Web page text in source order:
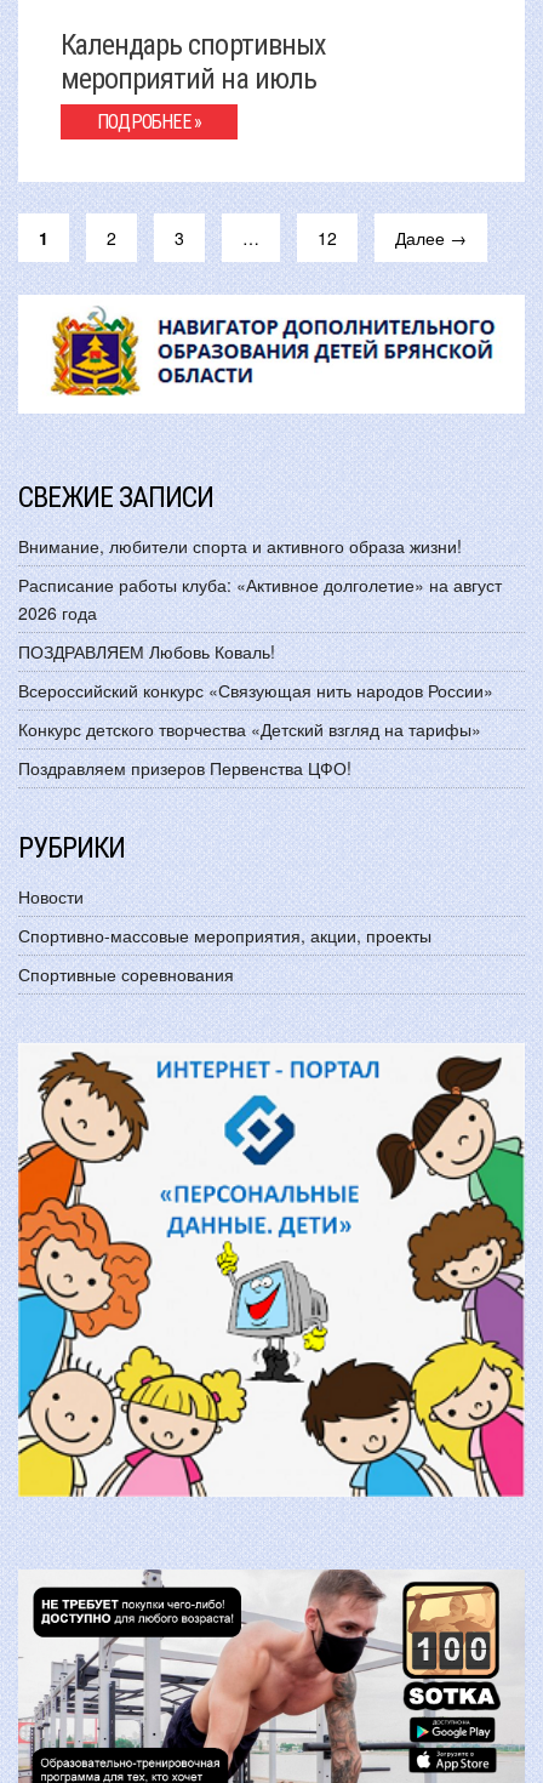
Календарь спортивных
мероприятий на июль
ПОДРОБНЕЕ »
1 2 3 … 12 Далее →
СВЕЖИЕ ЗАПИСИ
Внимание, любители спорта и активного образа жизни!
Расписание работы клуба: «Активное долголетие» на август
2026 года
ПОЗДРАВЛЯЕМ Любовь Коваль!
Всероссийский конкурс «Связующая нить народов России»
Конкурс детского творчества «Детский взгляд на тарифы»
Поздравляем призеров Первенства ЦФО!
РУБРИКИ
Новости
Спортивно-массовые мероприятия, акции, проекты
Спортивные соревнования